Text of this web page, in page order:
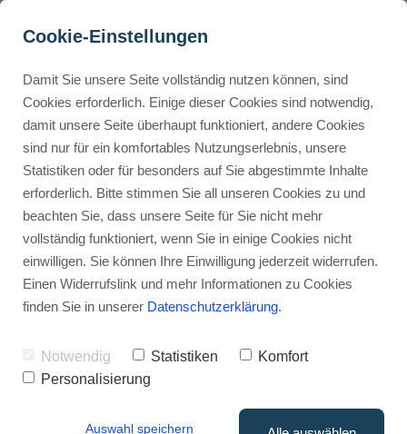
Buyer Personas erstellen
Landingpage optimieren
Internal Linking Tool
CapCut Untertitel & Text:
So geht's einfach!
Werbehinweis: Links mit Sternchen (*) sind Affiliate-Links. Kaufst
du darüber ein, erhalte ich eine Provision – ohne Mehrkosten für
dich.
Stephan Ochmann
Du hältst dein Video für perfekt,
sobald der Schnitt sitzt?
Cookie-Einstellungen
Damit Sie unsere Seite vollständig nutzen können, sind
Cookies erforderlich. Einige dieser Cookies sind notwendig,
damit unsere Seite überhaupt funktioniert, andere Cookies
sind nur für ein komfortables Nutzungserlebnis, unsere
Statistiken oder für besonders auf Sie abgestimmte Inhalte
erforderlich. Bitte stimmen Sie all unseren Cookies zu und
beachten Sie, dass unsere Seite für Sie nicht mehr
vollständig funktioniert, wenn Sie in einige Cookies nicht
einwilligen. Sie können Ihre Einwilligung jederzeit widerrufen.
Einen Widerrufslink und mehr Informationen zu Cookies
finden Sie in unserer Datenschutzerklärung.
Notwendig Statistiken
Komfort
Personalisierung
Auswahl speichern